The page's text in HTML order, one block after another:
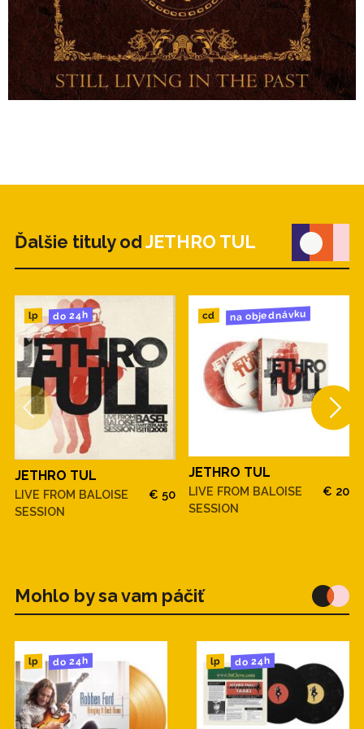
9. From Later (1971 Master Mix - Steven
Wilson Remaster)
10. Nursie (1971 Master Mix - Steven
Wilson Remaster)
Ďalšie tituly od JETHRO TUL
lp do 24h
JETHRO TUL
LIVE FROM BALOISE
SESSION
€ 50
cd na objednávku
JETHRO TUL
LIVE FROM BALOISE
SESSION
€ 20
Mohlo by sa vam páčiť
lp do 24h lp do 24h